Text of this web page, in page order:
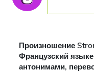
Произношение
Французский
антонимами,